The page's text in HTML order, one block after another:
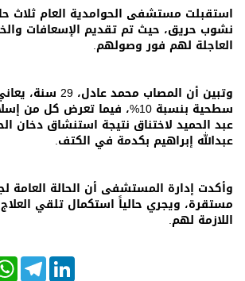
o
k
r p
p
a
m
I
n
استقبلت مستشفى الحوامدية العام ثلاث
نشوب حريق، حيث تم تقديم الإسعافات
العاجلة لهم فور وصولهم.
وتبين أن المصاب محمد
سطحية بنسبة 10%، فيما تعرض كل
عبد الحميد لاختناق نتيجة استنشاق دخان
عبدالله إبراهيم بكدمة في الكتف.
وأكدت إدارة المستشفى أن الحالة العامة
مستقرة، ويجري حالياً استكمال تلقي العلاج
اللازمة لهم.
W
h
T
e
L
i